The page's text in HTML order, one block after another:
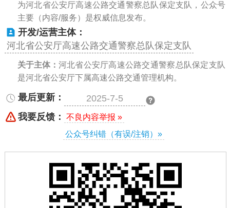
为河北省公安厅高速公路交通警察总队保定支队，公众号
主要（内容/服务）是权威信息发布。
开发/运营主体：
河北省公安厅高速公路交通警察总队保定支队
关于主体： 河北省公安厅高速公路交通警察总队保定支队
是河北省公安厅下属高速公路交通管理机构。
最后更新：
2025-7-5
我要反馈：
不良内容举报 »
公众号纠错（有误/注销）»